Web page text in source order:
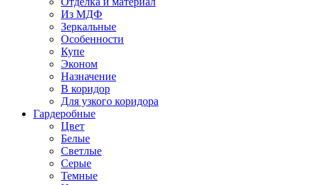
Из МДФ
Зеркальные
Особенности
Купе
Эконом
Назначение
В коридор
Для узкого коридора
Гардеробные
Цвет
Белые
Светлые
Серые
Темные